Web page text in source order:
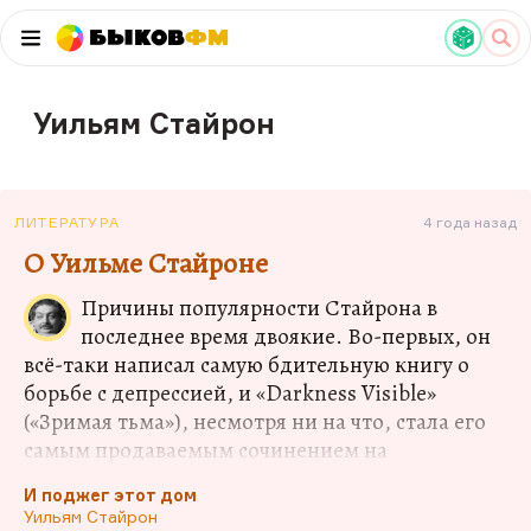
БыковФМ
Уильям Стайрон
ЛИТЕРАТУРА 4 года назад
О Уильме Стайроне
Причины популярности Стайрона в
последнее время двоякие. Во-первых, он
всё-таки написал самую бдительную книгу о
борьбе с депрессией, и «Darkness Visible»
(«Зримая тьма»), несмотря ни на что, стала его
самым продаваемым сочинением на
лонгселлером, обогнав даже «Выбор Софи» со
И поджег этот дом
Уильям Стайрон